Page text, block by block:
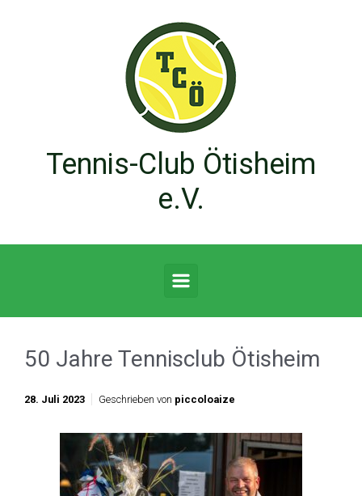
Tennis-Club Ötisheim
e.V.
50 Jahre Tennisclub Ötisheim
28. Juli 2023 Geschrieben von piccoloaize